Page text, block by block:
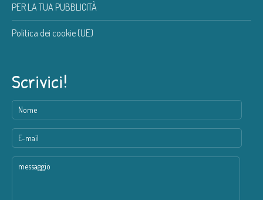
PER LA TUA PUBBLICITÀ
Politica dei cookie (UE)
Scrivici!